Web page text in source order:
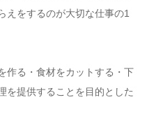
えをするのが大切な仕事の1
作る・食材をカットする・下
を提供することを目的とした